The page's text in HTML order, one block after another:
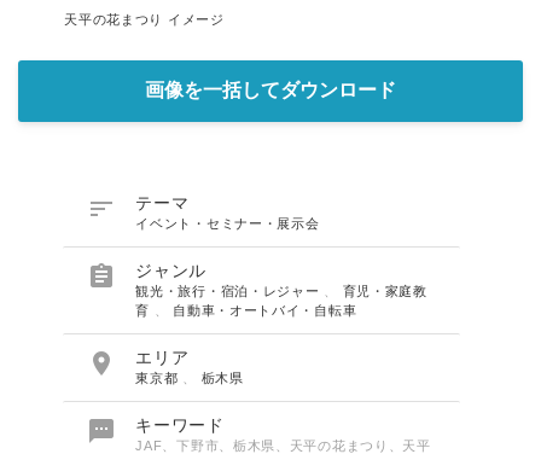
天平の花まつり イメージ
画像を一括してダウンロード
 テーマ
イベント・セミナー・展示会
 ジャンル
観光・旅行・宿泊・レジャー
育児・家庭教
育
自動車・オートバイ・自転車
 エリア
東京都 栃木県
 キーワード
JAF、下野市、栃木県、天平の花まつり、天平